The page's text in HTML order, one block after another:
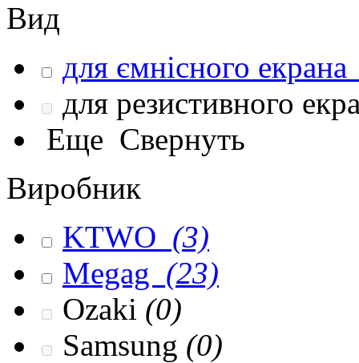
Вид
для ємнісного екрана
для резистивного
Еще Свернуть
Виробник
KTWO (3)
Megag (23)
Ozaki (0)
Samsung (0)